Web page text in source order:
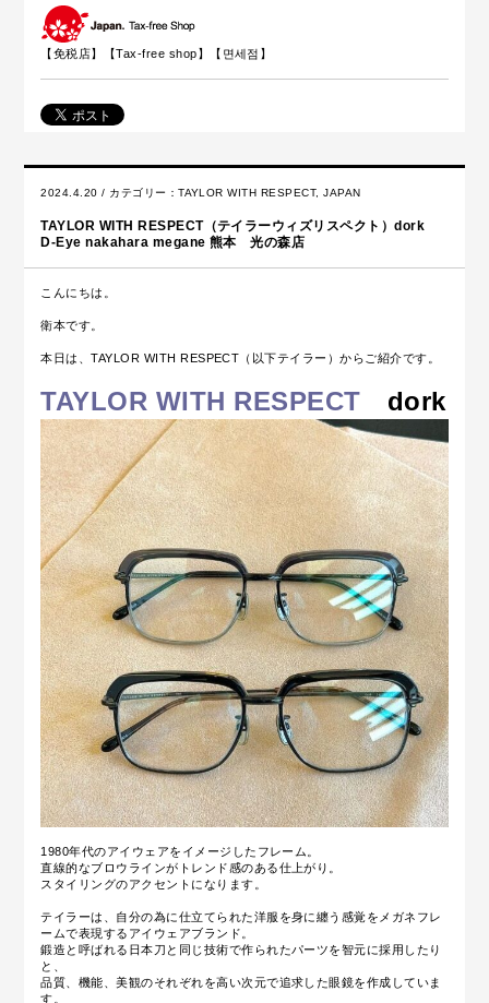
【免税店】【Tax-free shop 】【면세점】
2024.4.20 / カテゴリー：TAYLOR WITH RESPECT,JAPAN
TAYLOR WITH RESPECT（テイラーウィズリスペクト）dork
D-Eye nakahara megane 熊本 光の森店
こんにちは。
衛本です。
本日は、TAYLOR WITH RESPECT（以下テイラー）からご紹介です。
TAYLOR WITH RESPECT dork
1980年代のアイウェアをイメージしたフレーム。
直線的なブロウラインがトレンド感のある仕上がり。
スタイリングのアクセントになります。
テイラーは、自分の為に仕立てられた洋服を身に纏う感覚をメガネフレ
ームで表現する アイウェアブランド。
鍛造と呼ばれる日本刀と同じ技術で作られたパーツを智元に採用したり
と、
品質、機能、美観のそれぞれを高い次元で追求した眼鏡を作成していま
す。